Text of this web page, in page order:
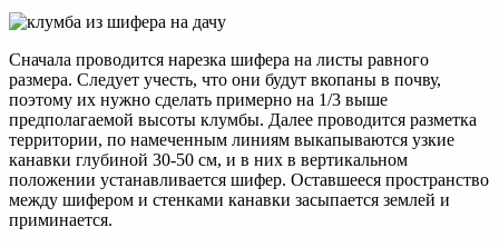
Сначала проводится нарезка шифера на листы равного
размера. Следует учесть, что они будут вкопаны в почву,
поэтому их нужно сделать примерно на 1/3 выше
предполагаемой высоты клумбы. Далее проводится разметка
территории, по намеченным линиям выкапываются узкие
канавки глубиной 30-50 см, и в них в вертикальном
положении устанавливается шифер. Оставшееся пространство
между шифером и стенками канавки засыпается землей и
приминается.